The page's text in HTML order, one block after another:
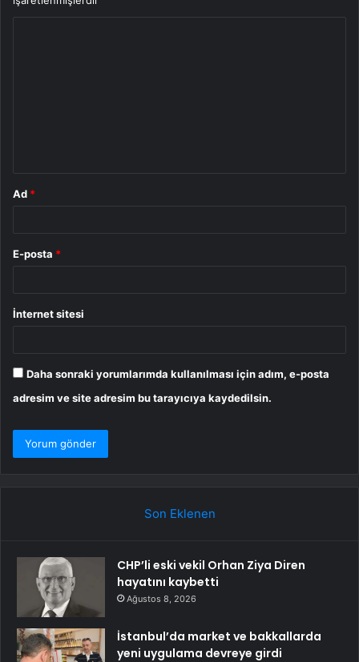
Ad *
E-posta *
İnternet sitesi
Daha sonraki yorumlarımda kullanılması için adım, e-posta
adresim ve site adresim bu tarayıcıya kaydedilsin.
Son Eklenen
CHP’li eski vekil Orhan Ziya Diren
hayatını kaybetti
Ağustos 8, 2026
İstanbul’da market ve bakkallarda
yeni uygulama devreye girdi